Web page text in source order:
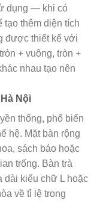
dụng — khi có
tạo thêm diện tích
được thiết kế với
+ vuông, tròn +
nhau tạo nên
Nội
thống, phổ biến
hệ. Mặt bàn rộng
sách báo hoặc
trống. Bàn trà
dài kiểu chữ L hoặc
về tỉ lệ trong